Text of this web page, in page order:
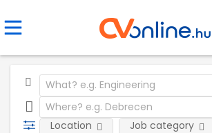
Location Job category